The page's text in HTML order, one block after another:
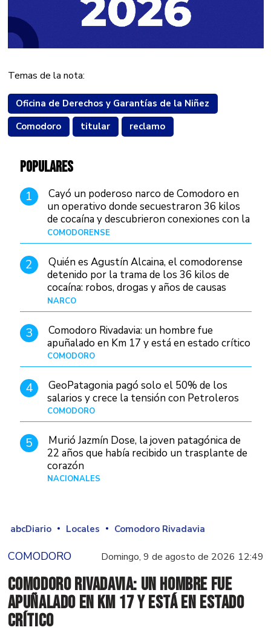
Temas de la nota:
Oficina de Derechos y Garantías de la Niñez
Comodoro
titular reclamo
POPULARES
1
Cayó un poderoso narco de Comodoro en
un operativo donde secuestraron 36 kilos
de cocaína y descubrieron conexiones con la
Patagonia
COMODORENSE
2
Quién es Agustín Alcaina, el comodorense
detenido por la trama de los 36 kilos de
cocaína: robos, drogas y años de causas
judiciales
NARCO
3
Comodoro Rivadavia: un hombre fue
apuñalado en Km 17 y está en estado crítico
COMODORO
4
GeoPatagonia pagó solo el 50% de los
salarios y crece la tensión con Petroleros
COMODORO
5
Murió Jazmín Dose, la joven patagónica de
22 años que había recibido un trasplante de
corazón
NACIONALES
abcDiario Locales Comodoro Rivadavia
COMODORO Domingo, 9 de agosto de 2026 12:49
Comodoro Rivadavia: un hombre fue
apuñalado en Km 17 y está en estado
crítico